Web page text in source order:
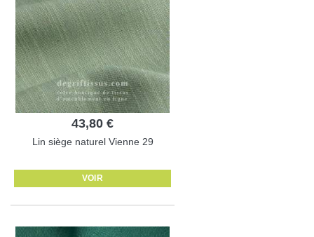
43,80 €
Lin siège naturel Vienne 29
VOIR